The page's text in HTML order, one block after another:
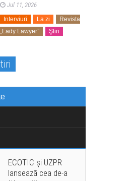
Jul 11, 2026
Interviuri La zi
Revista
„Lady Lawyer”
Ştiri
ECOTIC și UZPR
lansează cea de-a